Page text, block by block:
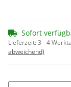
Sofort
Lieferzeit:3 - 4
abweichend)